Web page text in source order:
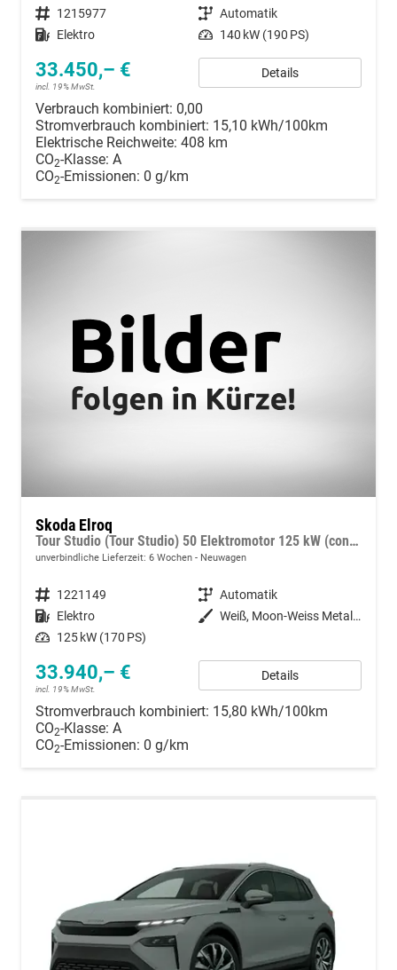
Fahrzeugnummer 1215977 Getriebe Automatik
Kraftstoff Elektro Leistung 140 kW (190 PS)
33.450,– €
incl. 19% MwSt.
Details
Verbrauch kombiniert: 0,00
Stromverbrauch kombiniert: 15,10 kWh/100km
Elektrische Reichweite: 408 km
CO2-Klasse: A
CO2-Emissionen: 0 g/km
Skoda Elroq
Tour Studio (Tour Studio) 50 Elektromotor 125 kW (cont. 70 kW)
unverbindliche Lieferzeit: 6 Wochen Neuwagen
Fahrzeugnummer 1221149 Getriebe Automatik
Kraftstoff Elektro Außenfarbe
Weiß, Moon-Weiss Metallic (2Y)
Leistung 125 kW (170 PS)
33.940,– €
incl. 19% MwSt.
Details
Stromverbrauch kombiniert: 15,80 kWh/100km
CO2-Klasse: A
CO2-Emissionen: 0 g/km